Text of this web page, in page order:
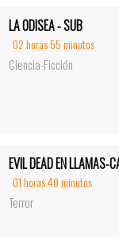
LA ODISEA - SUB
02 horas 55 minutos
Ciencia-Ficción
EVIL DEAD EN LLAMAS-
01 horas 40 minutos
Terror